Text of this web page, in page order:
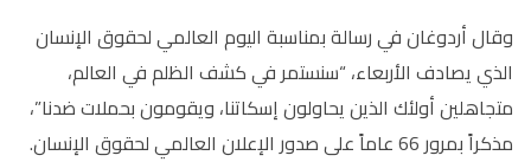
وقال أردوغان في رسالة بمناسبة اليوم العالمي لحقوق الإنسان
الذي يصادف الأربعاء، “سنستمر في كشف الظلم في العالم،
متجاهلين أولئك الذين يحاولون إسكاتنا، ويقومون بحملات ضدنا”،
مذكراً بمرور 66 عاماً على صدور الإعلان العالمي لحقوق الإنسان.